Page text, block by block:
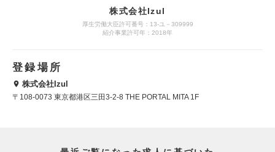
株式会社Izul
厚生労働大臣許可番号：13-ユ－309999
紹介事業許可年：2018年
登録場所
株式会社Izul
〒108-0073 東京都港区三田3-2-8 THE PORTAL MITA 1F